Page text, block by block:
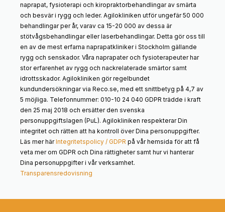
naprapat, fysioterapi och kiropraktorbehandlingar av smärta
och besvär i rygg och leder. Agilokliniken utför ungefär 50 000
behandlingar per år, varav ca 15-20 000 av dessa är
stötvågsbehandlingar eller laserbehandlingar. Detta gör oss till
en av de mest erfarna naprapatkliniker i Stockholm gällande
rygg och senskador. Våra naprapater och fysioterapeuter har
stor erfarenhet av rygg och nackrelaterade smärtor samt
idrottsskador. Agilokliniken gör regelbundet
kundundersökningar via Reco.se, med ett snittbetyg på 4,7 av
5 möjliga. Telefonnummer: 010-10 24 040 GDPR trädde i kraft
den 25 maj 2018 och ersätter den svenska
personuppgiftslagen (PuL). Agilokliniken respekterar Din
integritet och rätten att ha kontroll över Dina personuppgifter.
Läs mer härIntegritetspolicy / GDPR på vår hemsida för att få
veta mer om GDPR och Dina rättigheter samt hur vi hanterar
Dina personuppgifter i vår verksamhet.
Transparensredovisning